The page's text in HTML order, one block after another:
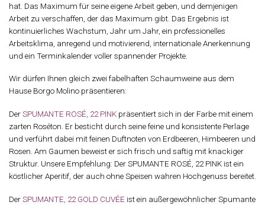
hat. Das Maximum für seine eigene Arbeit geben, und demjenigen
Arbeit zu verschaffen, der das Maximum gibt. Das Ergebnis ist
kontinuierliches Wachstum, Jahr um Jahr, ein professionelles
Arbeitsklima, anregend und motivierend, internationale Anerkennung
und ein Terminkalender voller spannender Projekte.
Wir dürfen Ihnen gleich zwei fabelhaften Schaumweine aus dem
Hause Borgo Molino präsentieren:
DerSPUMANTE ROSÉ, 22 PINK präsentiert sich in der Farbe mit einem
zarten Roséton. Er besticht durch seine feine und konsistente Perlage
und verführt dabei mit feinen Duftnoten von Erdbeeren, Himbeeren und
Rosen. Am Gaumen beweist er sich frisch und saftig mit knackiger
Struktur. Unsere Empfehlung: Der SPUMANTE ROSÉ, 22 PINK ist ein
köstlicher Aperitif, der auch ohne Speisen wahren Hochgenuss bereitet.
DerSPUMANTE, 22 GOLD CUVÉE ist ein außergewöhnlicher Spumante